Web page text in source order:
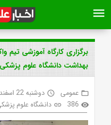
menu
برگزاری کارگاه آموزشی
بهداشت دانشگاه علوم
folder_open عمومی access_time دوشنبه 22 اسفند 1401 ساعت 6:56
visibility
386
link دانشگاه علوم